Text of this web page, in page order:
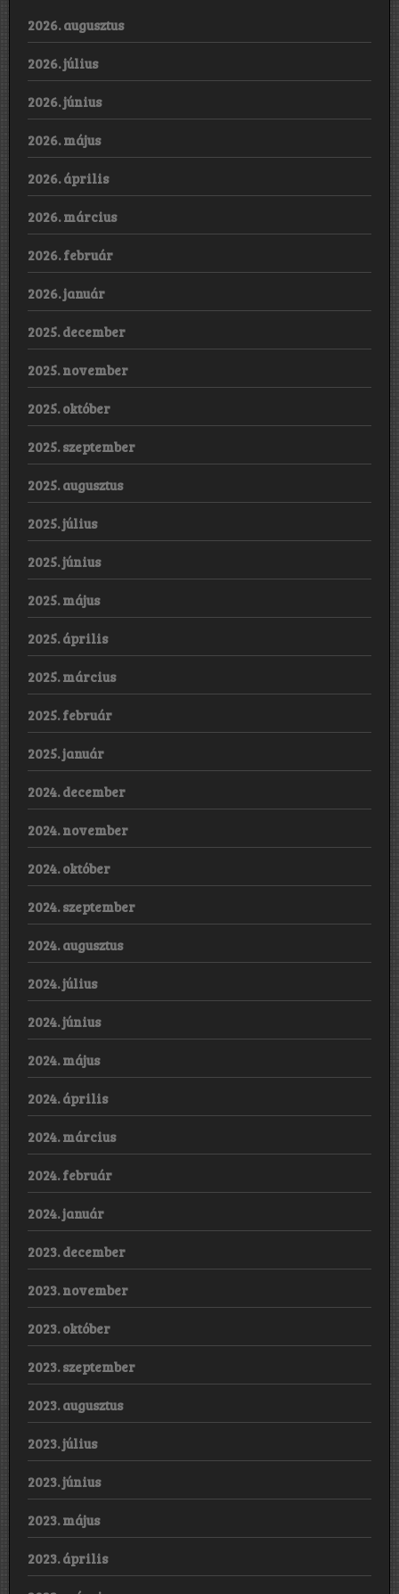
2026. augusztus
2026. július
2026. június
2026. május
2026. április
2026. március
2026. február
2026. január
2025. december
2025. november
2025. október
2025. szeptember
2025. augusztus
2025. július
2025. június
2025. május
2025. április
2025. március
2025. február
2025. január
2024. december
2024. november
2024. október
2024. szeptember
2024. augusztus
2024. július
2024. június
2024. május
2024. április
2024. március
2024. február
2024. január
2023. december
2023. november
2023. október
2023. szeptember
2023. augusztus
2023. július
2023. június
2023. május
2023. április